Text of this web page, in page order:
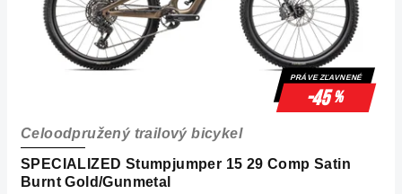
PRÁVE ZĽAVNENÉ
-45%
SPECIALIZED Stumpjumper 15 29 Comp Satin
Burnt Gold/Gunmetal
Celoodpružený trailový bicykel